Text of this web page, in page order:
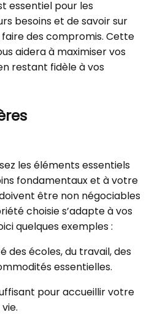
essentiel pour les
besoins et de savoir sur
des compromis. Cette
aidera à maximiser vos
restant fidèle à vos
les éléments essentiels
fondamentaux et à votre
être non négociables
choisie s’adapte à vos
quelques exemples :
des écoles, du travail, des
essentielles.
pour accueillir votre